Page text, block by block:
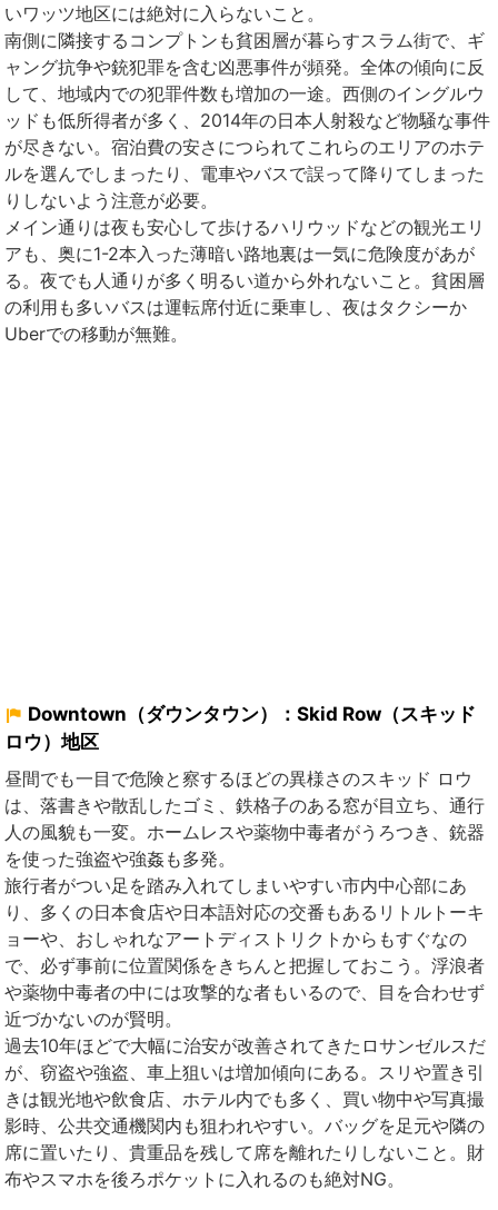
いワッツ地区には絶対に入らないこと。
南側に隣接するコンプトンも貧困層が暮らすスラム街で、ギ
ャング抗争や銃犯罪を含む凶悪事件が頻発。全体の傾向に反
して、地域内での犯罪件数も増加の一途。西側のイングルウ
ッドも低所得者が多く、2014年の日本人射殺など物騒な事件
が尽きない。宿泊費の安さにつられてこれらのエリアのホテ
ルを選んでしまったり、電車やバスで誤って降りてしまった
りしないよう注意が必要。
メイン通りは夜も安心して歩けるハリウッドなどの観光エリ
アも、奥に1-2本入った薄暗い路地裏は一気に危険度があが
る。夜でも人通りが多く明るい道から外れないこと。貧困層
の利用も多いバスは運転席付近に乗車し、夜はタクシーか
Uberでの移動が無難。
Downtown（ダウンタウン）：Skid Row（スキッド
ロウ）地区
昼間でも一目で危険と察するほどの異様さのスキッド ロウ
は、落書きや散乱したゴミ、鉄格子のある窓が目立ち、通行
人の風貌も一変。ホームレスや薬物中毒者がうろつき、銃器
を使った強盗や強姦も多発。
旅行者がつい足を踏み入れてしまいやすい市内中心部にあ
り、多くの日本食店や日本語対応の交番もあるリトルトーキ
ョーや、おしゃれなアートディストリクトからもすぐなの
で、必ず事前に位置関係をきちんと把握しておこう。浮浪者
や薬物中毒者の中には攻撃的な者もいるので、目を合わせず
近づかないのが賢明。
過去10年ほどで大幅に治安が改善されてきたロサンゼルスだ
が、窃盗や強盗、車上狙いは増加傾向にある。スリや置き引
きは観光地や飲食店、ホテル内でも多く、買い物中や写真撮
影時、公共交通機関内も狙われやすい。バッグを足元や隣の
席に置いたり、貴重品を残して席を離れたりしないこと。財
布やスマホを後ろポケットに入れるのも絶対NG。